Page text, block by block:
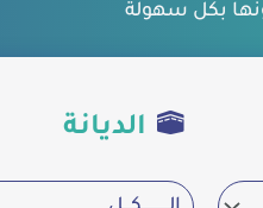
بكل سهولة
الديانة